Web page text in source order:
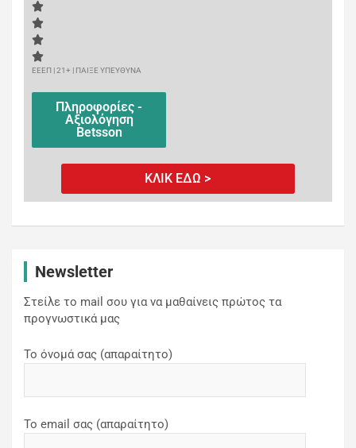
ΕΕΕΠ | 21+ | ΠΑΙΞΕ ΥΠΕΥΘΥΝΑ
Πληροφορίες -
Αξιολόγηση
Betsson
ΚΛΙΚ ΕΔΩ >
Newsletter
Στείλε το mail σου για να μαθαίνεις πρώτος τα
προγνωστικά μας
Το όνομά σας (απαραίτητο)
Το email σας (απαραίτητο)